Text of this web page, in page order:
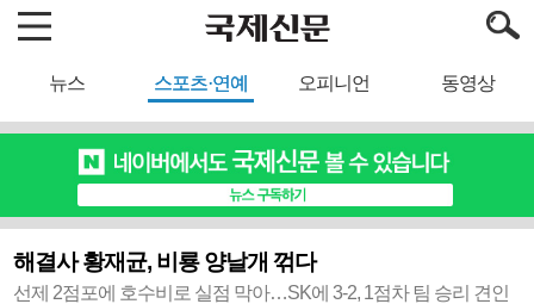
뉴스 스포츠·연예 오피니언 동영상
해결사 황재균, 비룡 양날개 꺾다
선제 2점포에 호수비로 실점 막아…SK에 3-2, 1점차 팀 승리 견인